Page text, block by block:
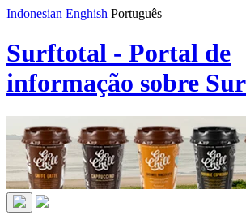
Indonesian Enghish Português
Surftotal - Portal de
informação sobre